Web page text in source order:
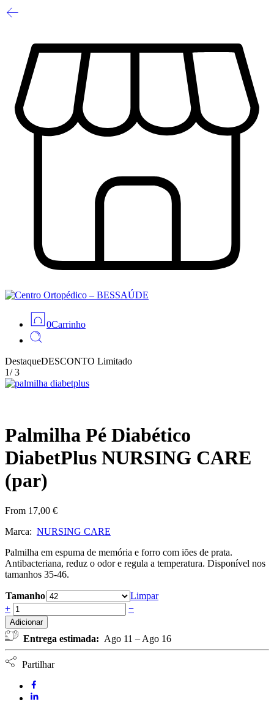
0Carrinho
DestaqueDESCONTO Limitado
1/3
Palmilha Pé Diabético
DiabetPlus NURSING CARE
(par)
From 17,00 €
Marca: NURSING CARE
Palmilha em espuma de memória e forro com iões de prata.
Antibacteriana, reduz o odor e regula a temperatura. Disponível nos
tamanhos 35-46.
Tamanho
Limpar
Palmilha
Pé
Diabético
DiabetPlus
NURSING
CARE
quantidade
+ −
Adicionar
Entrega estimada: Ago 11 – Ago 16
Partilhar